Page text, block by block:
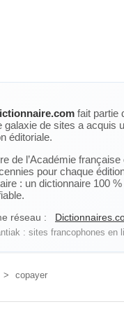
fait partie
galaxie de sites a acquis
éditoriale.
de l’Académie
pour chaque
: un dictionnaire 100
réseau :
: sites francophones
> copayer